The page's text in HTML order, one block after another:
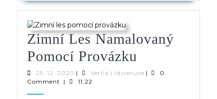
Zimní Les Namalovaný
Pomocí Provázku
Les
25. 12. 2020 25.
12.
| Verča | (d)veruceVerča
|
0
Comment
| 11:22